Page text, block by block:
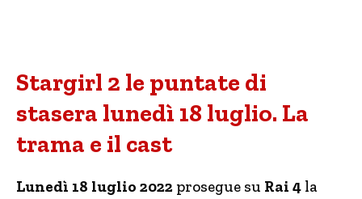
Stargirl 2 le puntate di
stasera lunedì 18 luglio. La
trama e il cast
Lunedì 18 luglio 2022 prosegue su Rai 4 la